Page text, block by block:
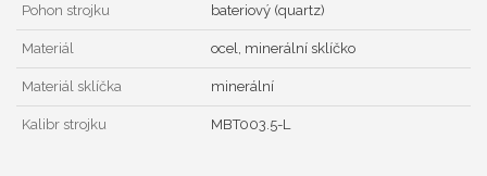
Pohon strojku bateriový (quartz)
Materiál ocel, minerální sklíčko
Materiál sklíčka minerální
Kalibr strojku MBT003.5-L